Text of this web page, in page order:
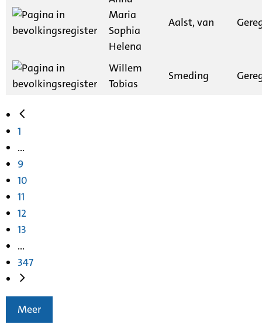
Maria
Sophia
Helena
Aalst, van
Willem
Tobias
Smeding
1
...
9
10
11
12
13
...
347
Meer